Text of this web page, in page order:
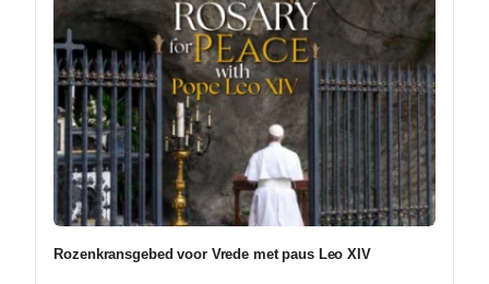
Rozenkransgebed voor Vrede met paus Leo XIV